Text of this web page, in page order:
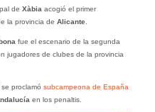
de Xàbia acogió el primer
la provincia de Alicante.
fue el escenario de la segunda
jugadores de clubes de la provincia
proclamó subcampeona de España
en los penaltis.